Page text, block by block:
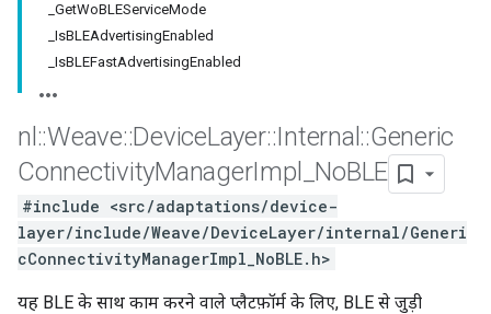
_GetWoBLEServiceMode
_IsBLEAdvertisingEnabled
_IsBLEFastAdvertisingEnabled
nl ::Weave::DeviceLayer::Internal ::Generic
ConnectivityManagerImpl NoBLE
#include <src/adaptations/device-
layer/include/Weave/DeviceLayer/internal/Generi
cConnectivityManagerImpl_NoBLE.h>
यह BLE के साथ काम करने वाले प्लैटफ़ॉर्म के लिए, BLE से जुड़ी